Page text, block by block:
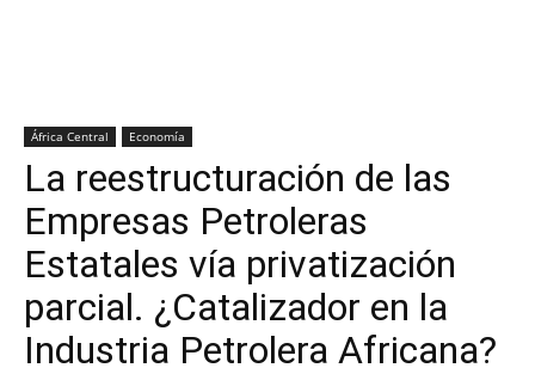
África Central Economía
La reestructuración de las
Empresas Petroleras
Estatales vía privatización
parcial. ¿Catalizador en la
Industria Petrolera Africana?